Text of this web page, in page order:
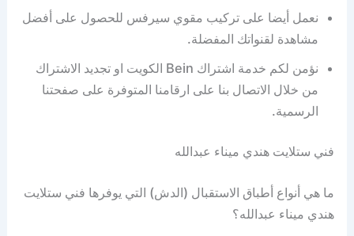
نعمل أيضا على تركيب مقوي سيرفس للحصول على أفضل
مشاهدة لقنواتك المفضلة.
نؤمن لكم خدمة اشتراك Bein الكويت او تجديد الاشتراك
من خلال الاتصال بنا على ارقامنا المتوفرة على صفحتنا
الرسمية.
فني ستلايت هندي ميناء عبدالله
ما هي أنواع أطباق الاستقبال (الدش) التي يوفرها فني ستلايت
هندي ميناء عبدالله؟